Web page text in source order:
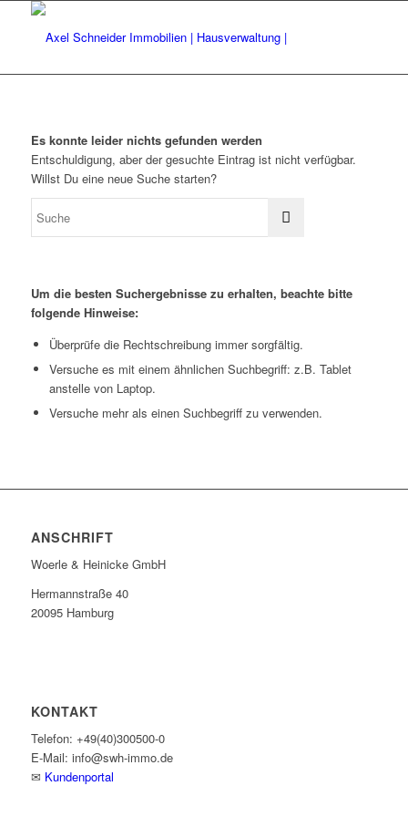
Es konnte leider nichts gefunden werden
Entschuldigung, aber der gesuchte Eintrag ist nicht verfügbar.
Willst Du eine neue Suche starten?
Um die besten Suchergebnisse zu erhalten, beachte bitte
folgende Hinweise:
Überprüfe die Rechtschreibung immer sorgfältig.
Versuche es mit einem ähnlichen Suchbegriff: z.B. Tablet
anstelle von Laptop.
Versuche mehr als einen Suchbegriff zu verwenden.
ANSCHRIFT
Woerle & Heinicke GmbH
Hermannstraße 40
20095 Hamburg
KONTAKT
Telefon: +49(40)300500-0
E-Mail: info@swh-immo.de
✉ Kundenportal